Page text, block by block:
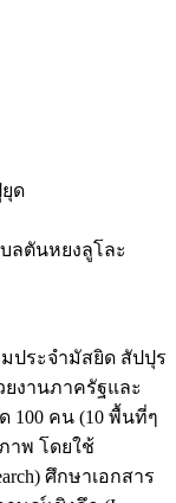
ด
ลตันหยงลูโละ
ประจำมัสยิด สัปปุร
งานภาครัฐและ
100 คน (10 พื้นที่ๆ
าพ โดยใช้
ศึกษาเอกสาร